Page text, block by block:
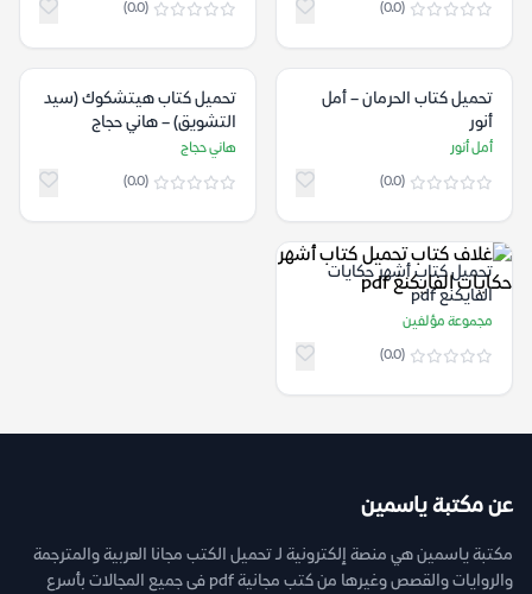
(0.0)
(0.0)
تحميل كتاب الحرمان – أمل
أنور
أمل أنور
(0.0)
تحميل كتاب هيتشكوك (سيد
التشويق) – هاني حجاج
هاني حجاج
(0.0)
تحميل كتاب أشهر حكايات
الفايكنغ pdf
مجموعة مؤلفين
(0.0)
عن مكتبة ياسمين
مكتبة ياسمين هي منصة إلكترونية لـ تحميل الكتب مجانا العربية والمترجمة
والروايات والقصص وغيرها من كتب مجانية pdf فى جميع المجالات بأسرع